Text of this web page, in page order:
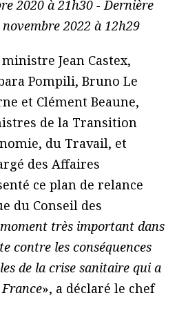
2020 à 21h30 - Dernière
2022 à 12h29
Jean Castex,
Pompili, Bruno Le
et Clément Beaune,
de la Transition
du Travail, et
des Affaires
ce plan de relance
du Conseil des
moment très important dans
contre les conséquences
de la crise sanitaire qui a
», a déclaré le chef